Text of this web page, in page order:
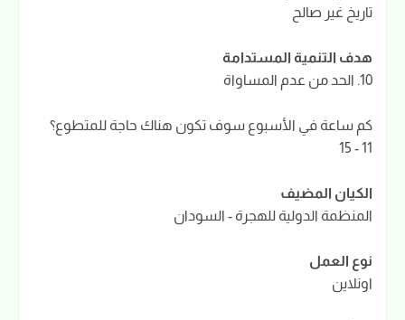
تاريخ غير صالح
هدف التنمية المستدامة
10. الحد من عدم المساواة
كم ساعة في الأسبوع سوف تكون هناك حاجة للمتطوع؟
11 - 15
الكيان المضيف
المنظمة الدولية للهجرة - السودان
نوع العمل
اونلاين